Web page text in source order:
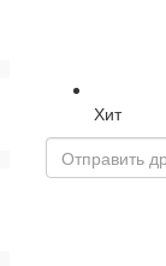
Хит